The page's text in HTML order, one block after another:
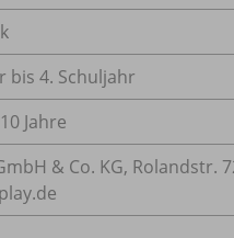
bis 4. Schuljahr
Jahre
& Co. KG, Rolandstr.